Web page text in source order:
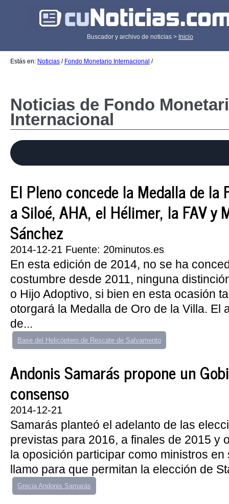
Buscador y archivo de noticias > Inicio
Estás en: Noticias / Fondo Monetario Internacional /
Noticias de Fondo
Internacional
El Pleno concede la Medalla de la
a Siloé, AHA, el Hélimer, la FAV y
Sánchez
2014-12-21 Fuente: 20minutos.es
En esta edición de 2014, no se ha
costumbre desde 2011, ninguna
o Hijo Adoptivo, si bien en esta ocasión
otorgará la Medalla de Oro de la Villa. El
de...
Base del Helicóptero de Rescate de Salvamento
Andonis Samarás propone un
consenso
2014-12-21
Samarás planteó el adelanto de las
previstas para 2016, a finales de 2015 y
la oposición participar como ministros en
llamo para que permitan la elección de
Grecia Andonis Samarás